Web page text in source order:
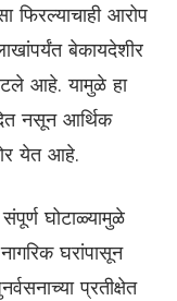
फिरल्याचाही आरोप
बेकायदेशीर
आहे. यामुळे हा
नसून आर्थिक
येत आहे.
घोटाळ्यामुळे
घरांपासून
प्रतीक्षेत